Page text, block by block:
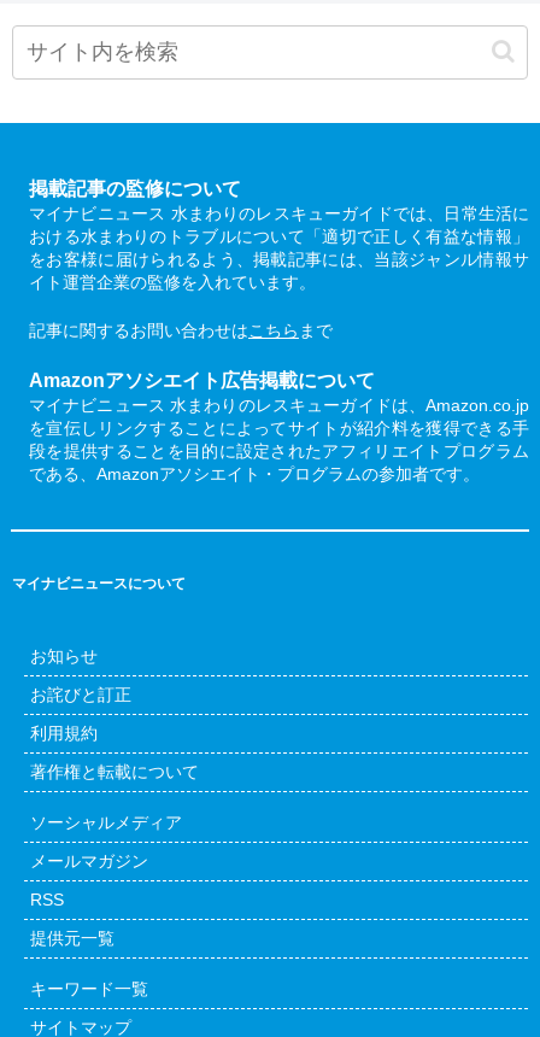
掲載記事の監修について
マイナビニュース 水まわりのレスキューガイドでは、日常生活に
おける水まわりのトラブルについて「適切で正しく有益な情報」
をお客様に届けられるよう、掲載記事には、当該ジャンル情報サ
イト運営企業の監修を入れています。
記事に関するお問い合わせはこちら まで
Amazonアソシエイト広告掲載について
マイナビニュース 水まわりのレスキューガイドは、Amazon.co.jp
を宣伝しリンクすることによってサイトが紹介料を獲得できる手
段を提供することを目的に設定されたアフィリエイトプログラム
である、Amazonアソシエイト・プログラムの参加者です。
マイナビニュースについて
お知らせ
お詫びと訂正
利用規約
著作権と転載について
ソーシャルメディア
メールマガジン
RSS
提供元一覧
キーワード一覧
サイトマップ